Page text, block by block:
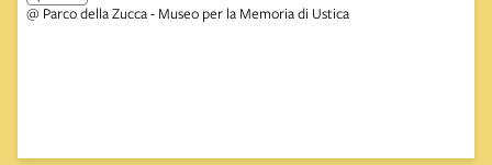
@ Parco della Zucca - Museo per la Memoria di Ustica